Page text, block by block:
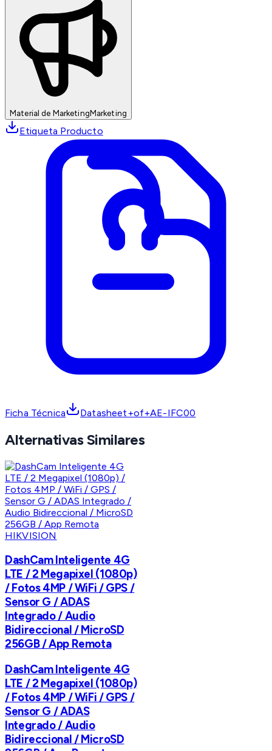
Material de MarketingMarketing
Etiqueta Producto
Ficha Técnica Datasheet+of+AE-IFC00
Alternativas Similares
HIKVISION
DashCam Inteligente 4G
LTE / 2 Megapixel (1080p)
/ Fotos 4MP / WiFi / GPS /
Sensor G / ADAS
Integrado / Audio
Bidireccional / MicroSD
256GB / App Remota
DashCam Inteligente 4G
LTE / 2 Megapixel (1080p)
/ Fotos 4MP / WiFi / GPS /
Sensor G / ADAS
Integrado / Audio
Bidireccional / MicroSD